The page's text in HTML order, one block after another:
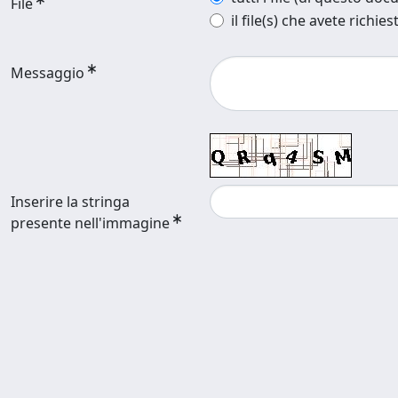
il file(s) che avete
Messaggio
Inserire la stringa
presente nell'immagine